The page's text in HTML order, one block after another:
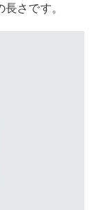
さです。